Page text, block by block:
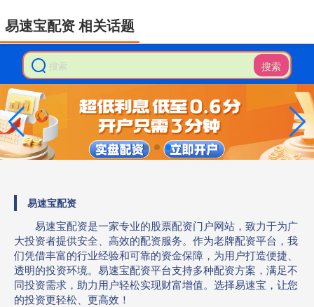
搜索
易速宝配资
易速宝配资是一家专业的股票配资门户网站，致力于为广
大投资者提供安全、高效的配资服务。作为老牌配资平台，我
们凭借丰富的行业经验和可靠的资金保障，为用户打造便捷、
透明的投资环境。易速宝配资平台支持多种配资方案，满足不
同投资需求，助力用户轻松实现财富增值。选择易速宝，让您
的投资更轻松、更高效！
易速宝配资 相关话题